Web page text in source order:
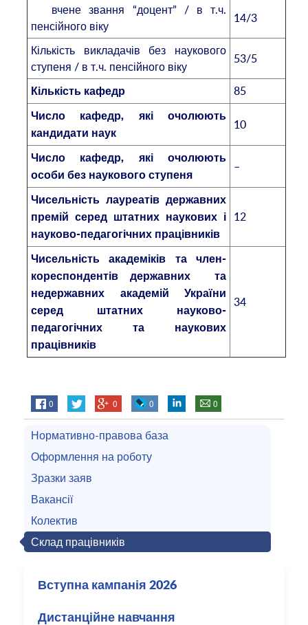
вчене звання “доцент” / в т.ч.
пенсійного віку
14/3
Кількість викладачів без наукового
ступеня / в т.ч. пенсійного віку
53/5
Кількість кафедр 85
Число кафедр, які очолюють
кандидати наук
10
Число кафедр, які очолюють
особи без наукового ступеня
–
Чисельність лауреатів державних
премій серед штатних наукових і
науково-педагогічних працівників
12
Чисельність академіків та член-
кореспондентів державних та
недержавних академій України
серед штатних науково-
педагогічних та наукових
працівників
34
0 0 0 0
Нормативно-правова база
Оформлення на роботу
Зразки заяв
Вакансії
Колектив
Склад працівників
Вступна кампанія 2026
Дистанційне навчання